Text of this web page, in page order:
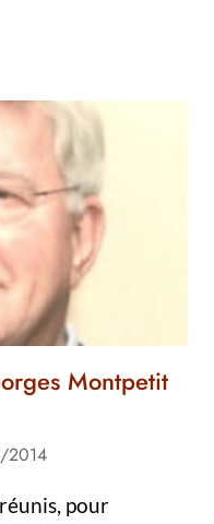
Montpetit
2014
pour